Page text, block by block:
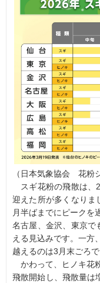
（日本気象協会 花粉
スギ花粉の飛散は、
迎えた所が多くなりま
月半ばまでにピークを
名古屋、金沢、東京で
える見込みです。一方
越えるのは3月末ごろで
かわって、ヒノキ花
飛散開始し、飛散量は